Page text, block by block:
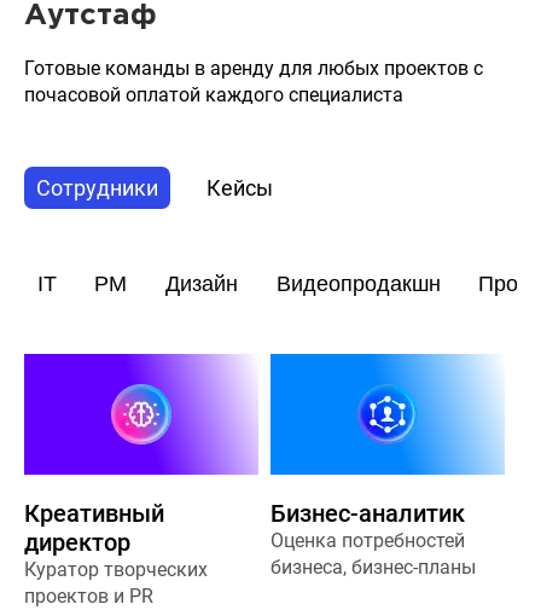
Аутстаф
Готовые команды в аренду для любых проектов с
почасовой оплатой каждого специалиста
Сотрудники Кейсы
IT PM Дизайн Видеопродакшн
Креативный
директор
Куратор творческих
проектов и PR
Бизнес-аналитик
Оценка потребностей
бизнеса, бизнес-планы